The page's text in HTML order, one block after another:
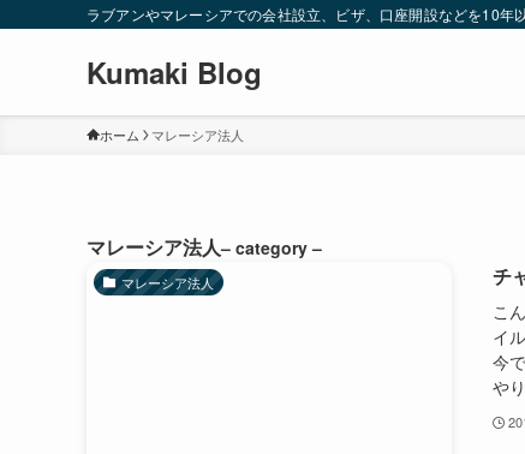
ラブアンやマレーシアでの会社設立、ビザ、口座開設などを10年
Kumaki Blog
ホーム マレーシア法人
マレーシア法人– category –
マレーシア法人 チ
こ
イ
今
や